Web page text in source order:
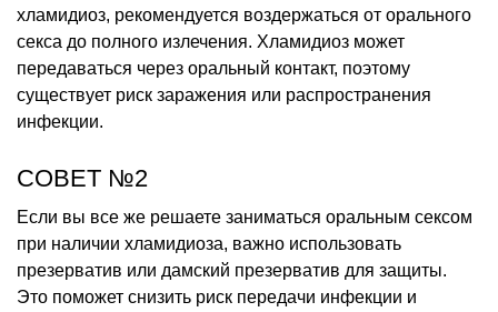
хламидиоз, рекомендуется воздержаться от орального
секса до полного излечения. Хламидиоз может
передаваться через оральный контакт, поэтому
существует риск заражения или распространения
инфекции.
СОВЕТ №2
Если вы все же решаете заниматься оральным сексом
при наличии хламидиоза, важно использовать
презерватив или дамский презерватив для защиты.
Это поможет снизить риск передачи инфекции и